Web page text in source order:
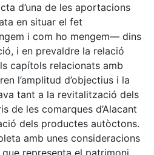
d’una de les aportacions
en situar el fet
i com ho mengem— dins
i en prevaldre la relació
capítols relacionats amb
l’amplitud d’objectius i la
tant a la revitalització dels
de les comarques d’Alacant
dels productes autòctons.
amb unes consideracions
representa el patrimoni